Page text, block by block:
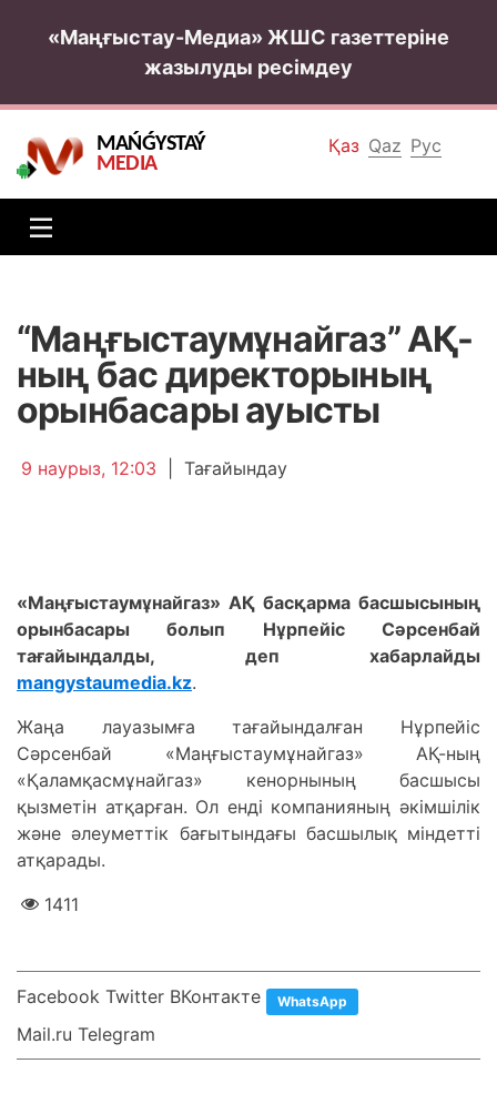
«Маңғыстау-Медиа» ЖШС газеттеріне
жазылуды ресімдеу
Қаз Qaz Рус
MAŃǴYSTAÝ
MEDIA
“Маңғыстаумұнайгаз” АҚ-
ның бас директорының
орынбасары ауысты
9 наурыз, 12:03 Тағайындау
«Маңғыстаумұнайгаз» АҚ басқарма басшысының
орынбасары болып Нұрпейіс Сәрсенбай
тағайындалды, деп хабарлайды
mangystaumedia.kz.
Жаңа лауазымға тағайындалған Нұрпейіс
Сәрсенбай «Маңғыстаумұнайгаз» АҚ-ның
«Қаламқасмұнайгаз» кенорнының басшысы
қызметін атқарған. Ол енді компанияның әкімшілік
және әлеуметтік бағытындағы басшылық міндетті
атқарады.
1411
Facebook Twitter ВКонтакте WhatsApp
Mail.ru Telegram